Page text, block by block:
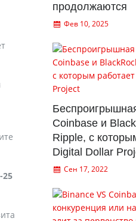
25
продолжаются
Фев 10, 2025
Coinbase и
Ripple, с
Digital Dollar
Сен 17, 2022